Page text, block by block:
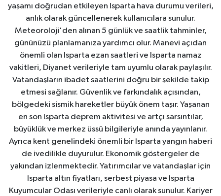
yaşamı doğrudan etkileyen Isparta hava durumu verileri,
anlık olarak güncellenerek kullanıcılara sunulur.
Meteoroloji'den alınan 5 günlük ve saatlik tahminler,
gününüzü planlamanıza yardımcı olur. Manevi açıdan
önemli olan Isparta ezan saatleri ve Isparta namaz
vakitleri, Diyanet verileriyle tam uyumlu olarak paylaşılır.
Vatandaşların ibadet saatlerini doğru bir şekilde takip
etmesi sağlanır. Güvenlik ve farkındalık açısından,
bölgedeki sismik hareketler büyük önem taşır. Yaşanan
en son Isparta deprem aktivitesi ve artçı sarsıntılar,
büyüklük ve merkez üssü bilgileriyle anında yayınlanır.
Ayrıca kent genelindeki önemli bir Isparta yangın haberi
de ivedilikle duyurulur. Ekonomik göstergeler de
yakından izlenmektedir. Yatırımcılar ve vatandaşlar için
Isparta altın fiyatları, serbest piyasa ve Isparta
Kuyumcular Odası verileriyle canlı olarak sunulur. Kariyer